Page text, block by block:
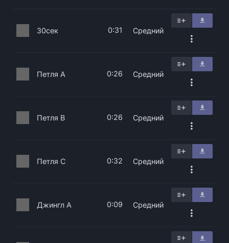
30сек 0:31 Средний
Петля A 0:26 Средний
Петля B 0:26 Средний
Петля C 0:32 Средний
Джингл A 0:09 Средний